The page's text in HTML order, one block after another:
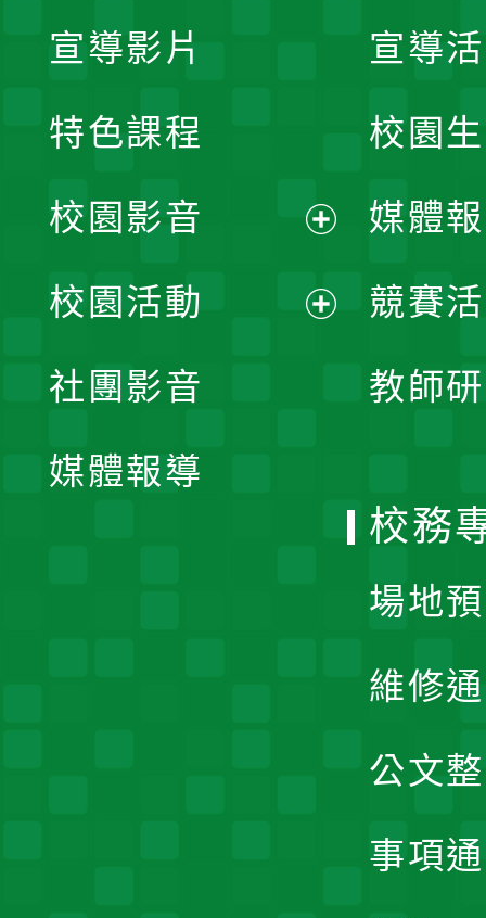
宣導
校園
媒體
競賽
教師
宣導影片
特色課程
校園影音
開
校園活動
社團影音
媒體報導
校務
場地
維修
公文
事項